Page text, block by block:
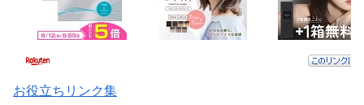
お役立ちリンク集